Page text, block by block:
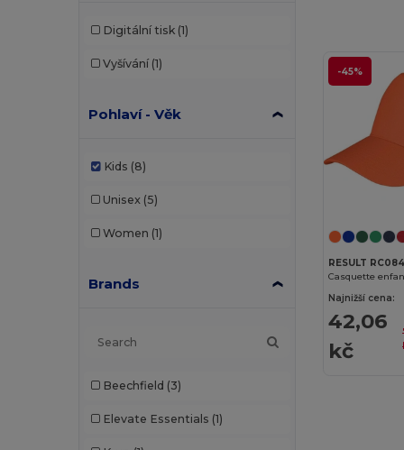
Digitální tisk (1)
Vyšívání (1)
Pohlaví - Věk
Kids (8)
Unisex (5)
Women (1)
Brands
Beechfield (3)
Elevate Essentials (1)
-45%
RESULT
Casquette
Najnižší cena:
42,06
kč